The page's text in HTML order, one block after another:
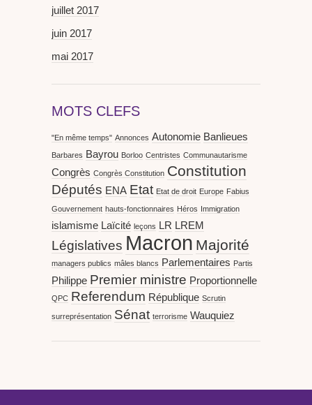
juillet 2017
juin 2017
mai 2017
MOTS CLEFS
"En même temps" Annonces Autonomie Banlieues
Barbares Bayrou Borloo Centristes Communautarisme
Congrès Congrès Constitution Constitution
Députés ENA Etat Etat de droit Europe Fabius
Gouvernement hauts-fonctionnaires Héros Immigration
islamisme Laïcité leçons LR LREM
Législatives Macron Majorité
managers publics mâles blancs Parlementaires Partis
Philippe Premier ministre Proportionnelle
QPC Referendum République Scrutin
surreprésentation Sénat terrorisme Wauquiez